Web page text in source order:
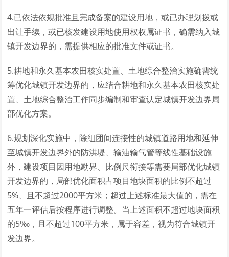
4.已依法依规批准且完成备案的建设用地，或已办理划拨或
出让手续，或已核发建设用地使用权权属证书，确需纳入城
镇开发边界的，需提供相应的批准文件或证书。
5.耕地和永久基本农田核实处置、土地综合整治实施确需统
筹优化城镇开发边界的，应结合耕地和永久基本农田核实处
置、土地综合整治工作同步编制和审查认定城镇开发边界局
部优化方案。
6.规划深化实施中，除组团间连接性的城镇道路用地和延伸
至城镇开发边界外的防洪堤、输油输气管等线性基础设施
外，建设项目因用地勘界、比例尺衔接等需要局部优化城镇
开发边界的，局部优化面积占项目地块面积的比例不超过
5%、且不超过2000平方米；超过上述标准最大值的，需在
五年一评估后按程序进行调整。当上述面积不超过地块面积
的5‰，且不超过100平方米，属于容差，视为符合城镇开
发边界。